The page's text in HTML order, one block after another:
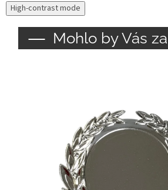
High-contrast mode
Mohlo by Vás